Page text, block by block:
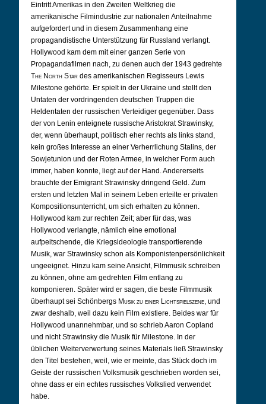
Eintritt Amerikas in den Zweiten Weltkrieg die
amerikanische Filmindustrie zur nationalen Anteilnahme
aufgefordert und in diesem Zusammenhang eine
propagandistische Unterstützung für Russland verlangt.
Hollywood kam dem mit einer ganzen Serie von
Propagandafilmen nach, zu denen auch der 1943 gedrehte
The North Star des amerikanischen Regisseurs Lewis
Milestone gehörte. Er spielt in der Ukraine und stellt den
Untaten der vordringenden deutschen Truppen die
Heldentaten der russischen Verteidiger gegenüber. Dass
der von Lenin enteignete russische Aristokrat Strawinsky,
der, wenn überhaupt, politisch eher rechts als links stand,
kein großes Interesse an einer Verherrlichung Stalins, der
Sowjetunion und der Roten Armee, in welcher Form auch
immer, haben konnte, liegt auf der Hand. Andererseits
brauchte der Emigrant Strawinsky dringend Geld. Zum
ersten und letzten Mal in seinem Leben erteilte er privaten
Kompositionsunterricht, um sich erhalten zu können.
Hollywood kam zur rechten Zeit; aber für das, was
Hollywood verlangte, nämlich eine emotional
aufpeitschende, die Kriegsideologie transportierende
Musik, war Strawinsky schon als Komponistenpersönlichkeit
ungeeignet. Hinzu kam seine Ansicht, Filmmusik schreiben
zu können, ohne am gedrehten Film entlang zu
komponieren. Später wird er sagen, die beste Filmmusik
überhaupt sei Schönbergs Musik zu einer Lichtspielszene, und
zwar deshalb, weil dazu kein Film existiere. Beides war für
Hollywood unannehmbar, und so schrieb Aaron Copland
und nicht Strawinsky die Musik für Milestone. In der
üblichen Weiterverwertung seines Materials ließ Strawinsky
den Titel bestehen, weil, wie er meinte, das Stück doch im
Geiste der russischen Volksmusik geschrieben worden sei,
ohne dass er ein echtes russisches Volkslied verwendet
habe.